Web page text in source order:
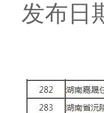
发布日